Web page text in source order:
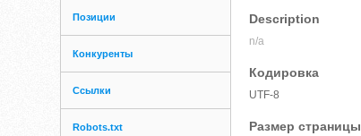
Позиции
Конкуренты
Ссылки
Robots.txt
Description
n/a
Кодировка
UTF-8
Размер страницы